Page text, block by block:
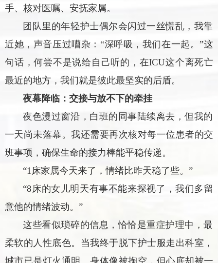
手、核对医嘱、安抚家属。
团队里的年轻护士偶尔会闪过一丝慌乱，我靠
近她，声音压过嘈杂：“深呼吸，我们在一起。”这
句话，何尝不是说给自己听的，在ICU这个离死亡
最近的地方，我们就是彼此最坚实的后盾。
夜幕降临：交接与放不下的牵挂
夜色漫过窗沿，白班的同事陆续离去，但我的
一天尚未落幕。我还需要再次核对每一位患者的交
班事项，确保生命的接力棒能平稳传递。
“1床家属今天来了，情绪比昨天稳了些。”
“8床的女儿明天有事不能来探视了，我们多留
意他的情绪波动。”
这些看似琐碎的信息，恰恰是重症护理中，最
柔软的人性底色。当我终于脱下护士服走出科室，